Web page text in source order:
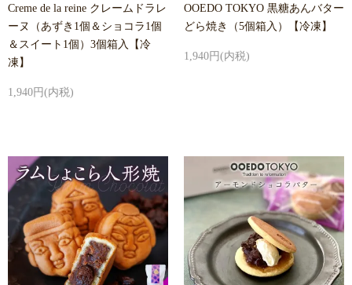
Creme de la reine クレームドラレ
ーヌ（あずき1個＆ショコラ1個
＆スイート1個）3個箱入【冷
凍】
1,940円(内税)
OOEDO TOKYO 黒糖あんバター
どら焼き（5個箱入）【冷凍】
1,940円(内税)